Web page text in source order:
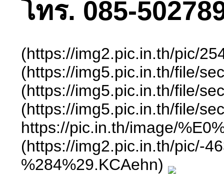
โทร. 085-
(https://img2.pic.in.th/pic/
(https://img5.pic.in.th/file/
(https://img5.pic.in.th/file/
(https://img5.pic.in.th/file/
https://pic.in.th/image/
(https://img2.pic.in.th/pic/-
%284%29.KCAehn)